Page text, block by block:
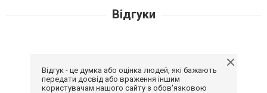
Відгуки
Відгук - це думка або оцінка людей, які бажають
передати досвід або враження іншим
користувачам нашого сайту з обов'язковою